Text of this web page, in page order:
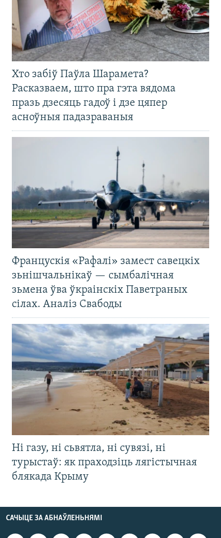
Хто забіў Паўла Шарамета?
Расказваем, што пра гэта вядома
празь дзесяць гадоў і дзе цяпер
асноўныя падазраваныя
Францускія «Рафалі» замест савецкіх
зьнішчальнікаў — сымбалічная
зьмена ўва ўкраінскіх Паветраных
сілах. Аналіз Свабоды
Ні газу, ні сьвятла, ні сувязі, ні
турыстаў: як праходзіць лягістычная
блякада Крыму
САЧЫЦЕ ЗА АБНАЎЛЕНЬНЯМІ